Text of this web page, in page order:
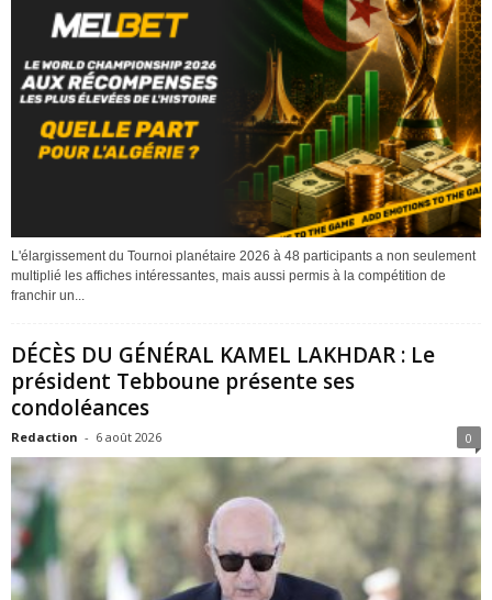
L'élargissement du Tournoi planétaire 2026 à 48 participants a non seulement
multiplié les affiches intéressantes, mais aussi permis à la compétition de
franchir un...
DÉCÈS DU GÉNÉRAL KAMEL LAKHDAR : Le
président Tebboune présente ses
condoléances
Redaction - 6 août 2026 0